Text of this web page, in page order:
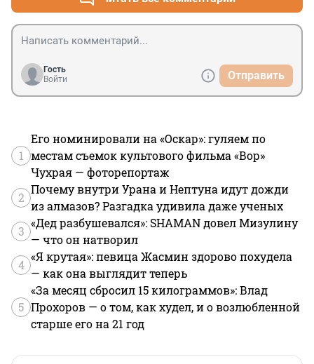
Гость
Войти
Отправить
1
Его номинировали на «Оскар»: гуляем по
местам съемок культового фильма «Вор»
Чухрая — фоторепортаж
2
Почему внутри Урана и Нептуна идут дожди
из алмазов? Разгадка удивила даже ученых
3
«Дед разбушевался»: SHAMAN довел Мизулину
— что он натворил
4
«Я крутая»: певица Жасмин здорово похудела
— как она выглядит теперь
5
«За месяц сбросил 15 килограммов»: Влад
Прохоров — о том, как худел, и о возлюбленной
старше его на 21 год